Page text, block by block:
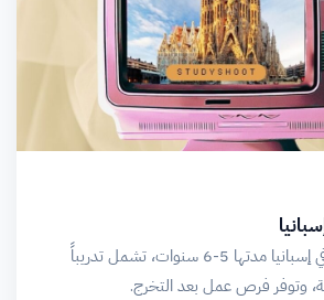
دراسة الطب البيطري في إسبانيا مدتها 5-6 سنوات، تشمل تدريباً
وتوفر فرص عمل بعد التخرج.